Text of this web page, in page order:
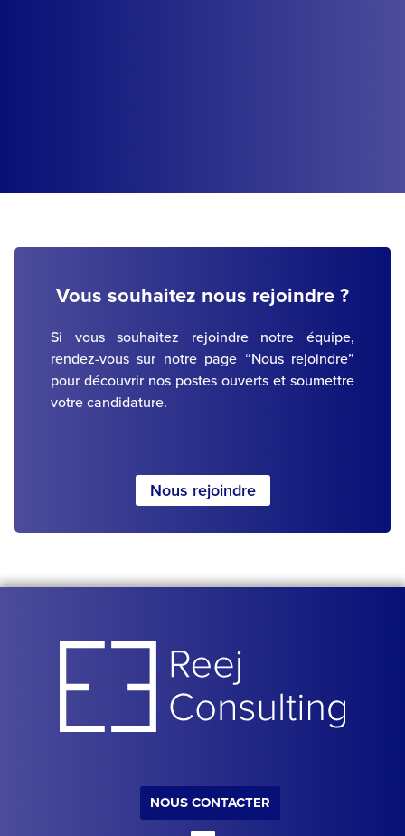
Vous souhaitez nous rejoindre ?
Si vous souhaitez rejoindre notre équipe,
rendez-vous sur notre page “Nous rejoindre”
pour découvrir nos postes ouverts et soumettre
votre candidature.
Nous rejoindre
NOUS CONTACTER